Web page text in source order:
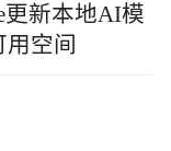
更新本地AI模
空间